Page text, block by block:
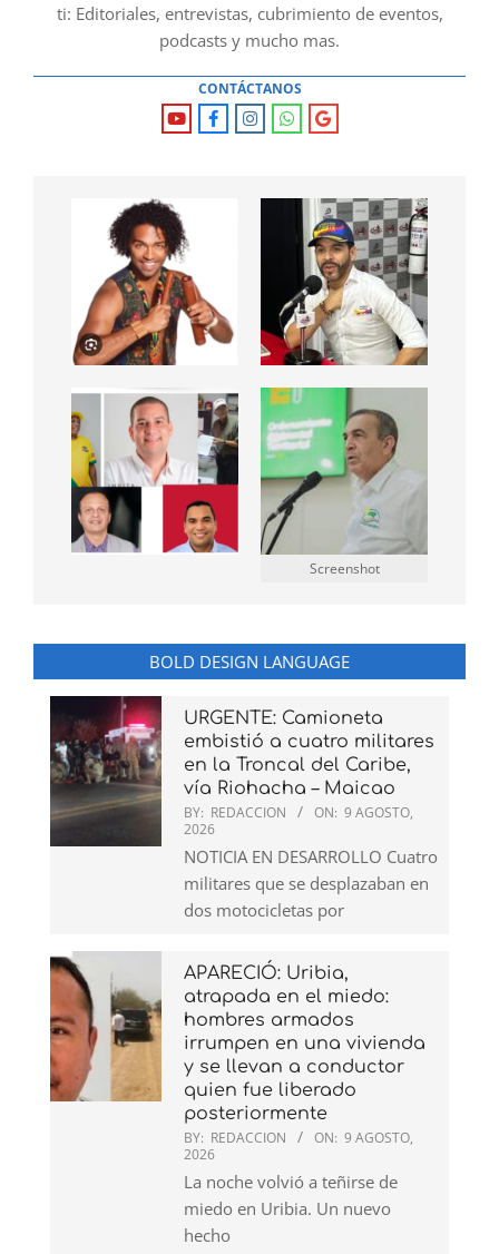
ti: Editoriales, entrevistas, cubrimiento de eventos,
podcasts y mucho mas.
CONTÁCTANOS
Screenshot
BOLD DESIGN LANGUAGE
URGENTE: Camioneta
embistió a cuatro militares
en la Troncal del Caribe,
vía Riohacha – Maicao
BY: REDACCION ON: 9 AGOSTO,
2026
NOTICIA EN DESARROLLO Cuatro
militares que se desplazaban en
dos motocicletas por
APARECIÓ: Uribia,
atrapada en el miedo:
hombres armados
irrumpen en una vivienda
y se llevan a conductor
quien fue liberado
posteriormente
BY: REDACCION ON: 9 AGOSTO,
2026
La noche volvió a teñirse de
miedo en Uribia. Un nuevo
hecho